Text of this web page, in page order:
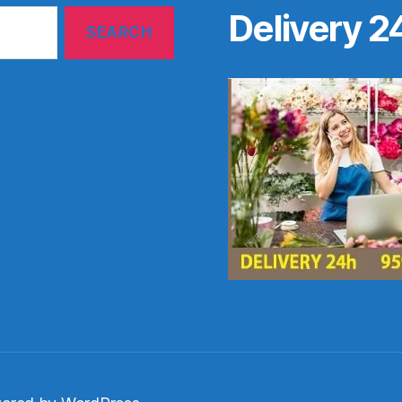
Delivery